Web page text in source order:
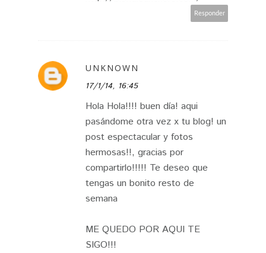
Responder
UNKNOWN
17/1/14, 16:45
Hola Hola!!!! buen día! aqui
pasándome otra vez x tu blog! un
post espectacular y fotos
hermosas!!, gracias por
compartirlo!!!!! Te deseo que
tengas un bonito resto de
semana
ME QUEDO POR AQUI TE
SIGO!!!